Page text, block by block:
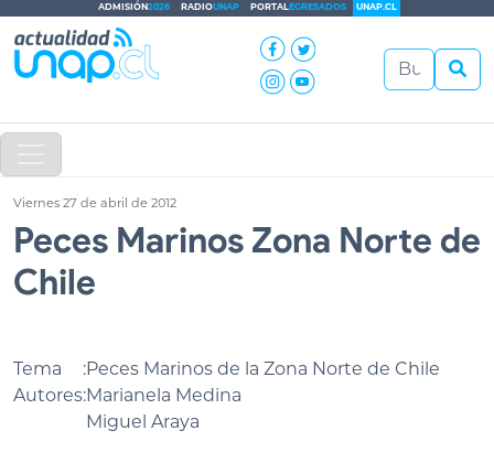
ADMISIÓN2026 RADIOUNAP PORTALEGRESADOS UNAP.CL
Viernes 27 de abril de 2012
Peces Marinos Zona Norte de
Chile
Tema :Peces Marinos de la Zona Norte de Chile
Autores:Marianela Medina
Miguel Araya